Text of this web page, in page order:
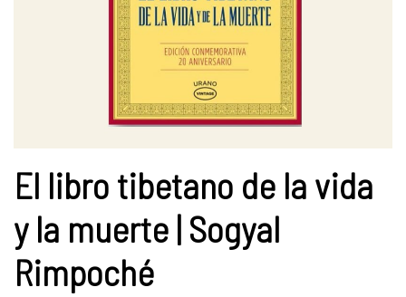
El libro tibetano de la vida
y la muerte | Sogyal
Rimpoché